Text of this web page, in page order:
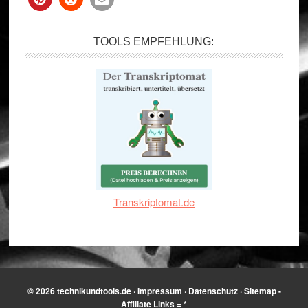
TOOLS EMPFEHLUNG:
Transkriptomat.de
© 2026technikundtools.de·Impressum · Datenschutz·Sitemap-
Affiliate Links = *